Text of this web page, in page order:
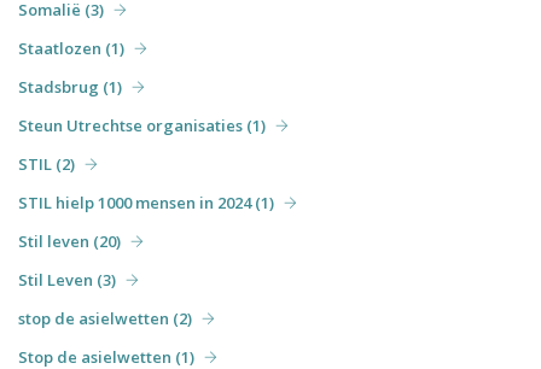
Somalië (3)
Staatlozen (1)
Stadsbrug (1)
Steun Utrechtse organisaties (1)
STIL (2)
STIL hielp 1000 mensen in 2024 (1)
Stil leven (20)
Stil Leven (3)
stop de asielwetten (2)
Stop de asielwetten (1)